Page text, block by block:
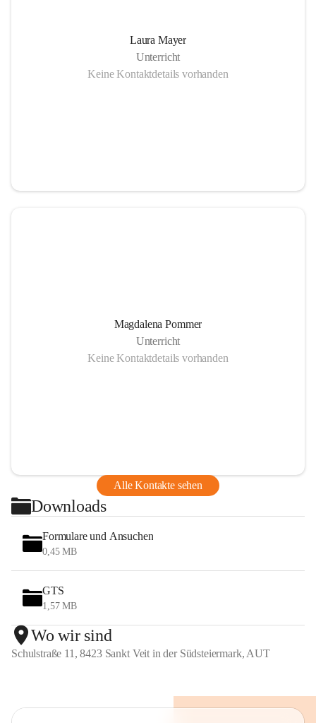
Laura Mayer
Unterricht
Keine Kontaktdetails vorhanden
Magdalena Pommer
Unterricht
Keine Kontaktdetails vorhanden
Alle Kontakte sehen
Downloads
Formulare und Ansuchen
0,45 MB
GTS
1,57 MB
Wo wir sind
Schulstraße 11, 8423 Sankt Veit in der Südsteiermark, AUT